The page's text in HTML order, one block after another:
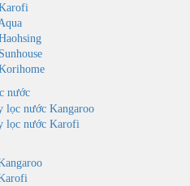
nước
lọc nước Kangaroo
lọc nước Karofi